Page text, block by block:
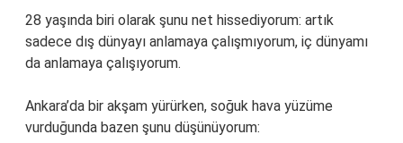
28 yaşında biri olarak şunu net hissediyorum: artık
sadece dış dünyayı anlamaya çalışmıyorum, iç dünyamı
da anlamaya çalışıyorum.
Ankara’da bir akşam yürürken, soğuk hava yüzüme
vurduğunda bazen şunu düşünüyorum: